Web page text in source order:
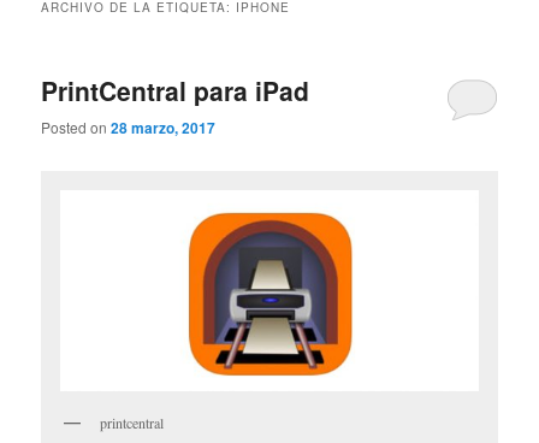
ARCHIVO DE LA ETIQUETA: IPHONE
PrintCentral para iPad
Posted on28 marzo, 2017
printcentral